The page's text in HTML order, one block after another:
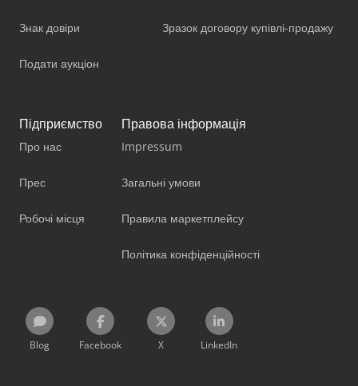
Знак довіри
Подати аукціон
Зразок договору купівлі-продажу
Підприємство
Про нас
Прес
Робочі місця
Правова інформація
Impressum
Загальні умови
Правила маркетплейсу
Політика конфіденційності
Blog Facebook X LinkedIn